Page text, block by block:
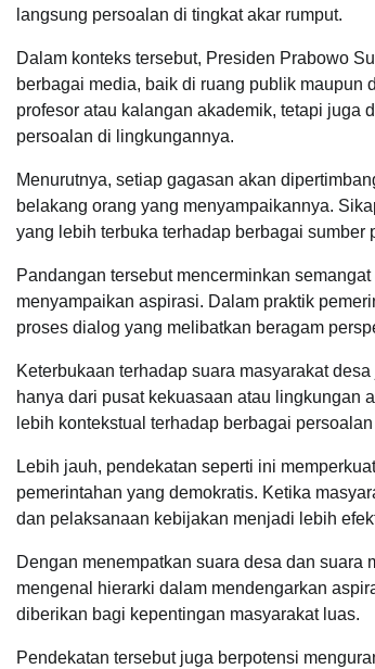
langsung persoalan di tingkat akar rumput.
Dalam konteks tersebut, Presiden Prabowo
berbagai media, baik di ruang publik maupun
profesor atau kalangan akademik, tetapi juga
persoalan di lingkungannya.
Menurutnya, setiap gagasan akan
belakang orang yang menyampaikannya.
yang lebih terbuka terhadap berbagai sumber
Pandangan tersebut mencerminkan
menyampaikan aspirasi. Dalam praktik
proses dialog yang melibatkan beragam
Keterbukaan terhadap suara masyarakat
hanya dari pusat kekuasaan atau lingkungan
lebih kontekstual terhadap berbagai
Lebih jauh, pendekatan seperti ini
pemerintahan yang demokratis. Ketika
dan pelaksanaan kebijakan menjadi lebih
Dengan menempatkan suara desa dan
mengenal hierarki dalam mendengarkan
diberikan bagi kepentingan masyarakat luas.
Pendekatan tersebut juga berpotensi